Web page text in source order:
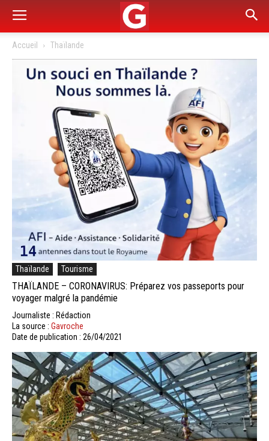
Accueil Thaïlande
Thaïlande Tourisme
THAÏLANDE – CORONAVIRUS: Préparez vos passeports pour
voyager malgré la pandémie
Journaliste : Rédaction
La source : Gavroche
Date de publication : 26/04/2021